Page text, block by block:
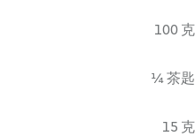
100 克
¼ 茶匙
15 克